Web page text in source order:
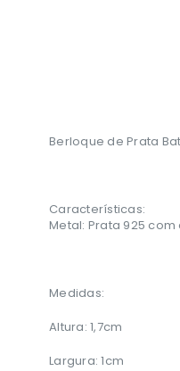
Berloque de Prata
Características:
Metal: Prata 925
Medidas:
Altura: 1,7cm
Largura: 1cm